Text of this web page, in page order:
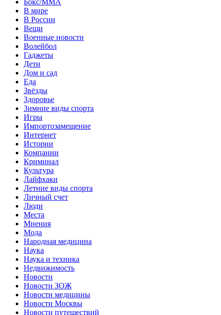
Бокс/MMA
В мире
В России
Вещи
Военные новости
Волейбол
Гаджеты
Дети
Дом и сад
Еда
Звёзды
Здоровье
Зимние виды спорта
Игры
Импортозамещение
Интернет
Истории
Компании
Криминал
Культура
Лайфхаки
Летние виды спорта
Личный счет
Люди
Места
Мнения
Мода
Народная медицина
Наука
Наука и техника
Недвижимость
Новости
Новости ЗОЖ
Новости медицины
Новости Москвы
Новости путешествий